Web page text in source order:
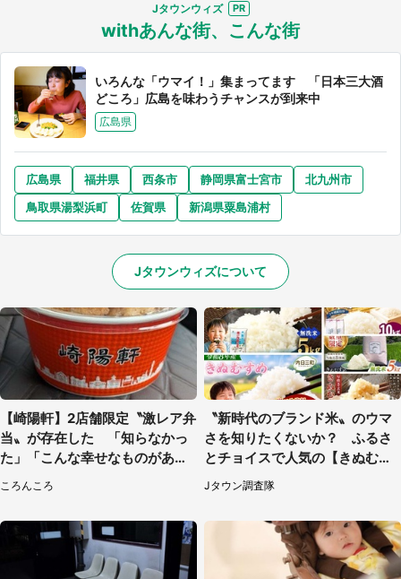
Jタウンウィズ
withあんな街、こんな街
いろんな「ウマイ！」集まってます 「日本三大酒
どころ」広島を味わうチャンスが到来中
広島県
広島県 福井県 西条市 静岡県富士宮市
北九州市
鳥取県湯梨浜町
佐賀県 新潟県粟島浦村
Jタウンウィズについて
【崎陽軒】2店舗限定〝激レア弁
当〟が存在した 「知らなかっ
た」「こんな幸せなものがあっ
ころんころ
〝新時代のブランド米〟のウマ
さを知りたくないか？ ふるさ
とチョイスで人気の【きぬむす
め】5選
Jタウン調査隊